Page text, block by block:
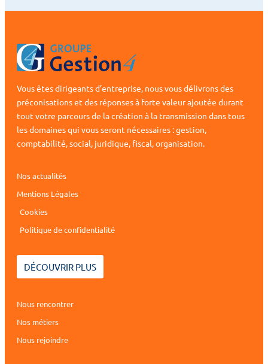
Vous êtes dirigeants d’entreprise, nous vous délivrons des
préconisations et des réponses à forte valeur ajoutée durant
tout votre parcours de la création à la transmission dans tous
les domaines qui vous seront nécessaires : gestion,
comptabilité, social, juridique, fiscal, organisation.
Nos actualités
Mentions Légales
Cookies
Politique de confidentialité
DÉCOUVRIR PLUS
Nous rencontrer
Nos métiers
Nous rejoindre